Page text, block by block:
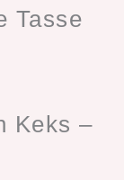
Tasse
Keks –